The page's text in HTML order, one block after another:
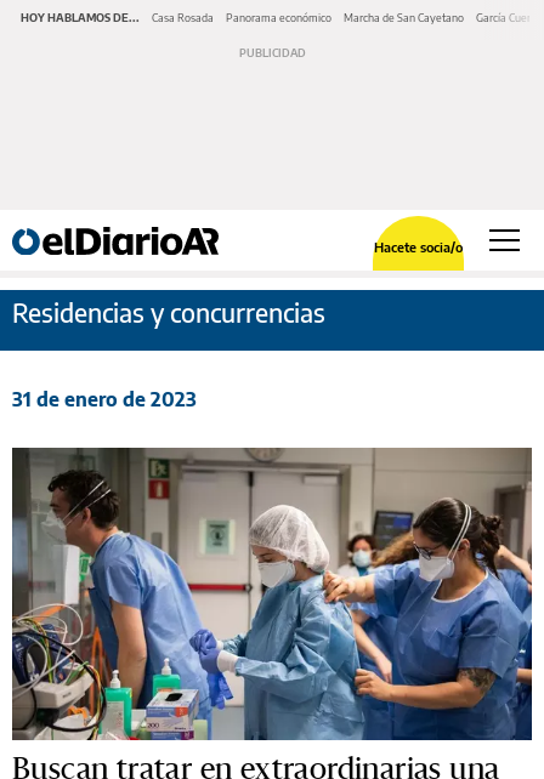
HOY HABLAMOS DE... Casa Rosada Panorama económico Marcha de San Cayetano García Cuerva
Hacete socia/o
Residencias y concurrencias
31 de enero de 2023
Buscan tratar en extraordinarias una